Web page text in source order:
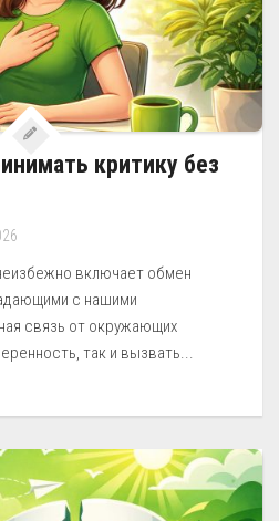
критику без
включает обмен
с нашими
связь от окружающих
так и вызвать...